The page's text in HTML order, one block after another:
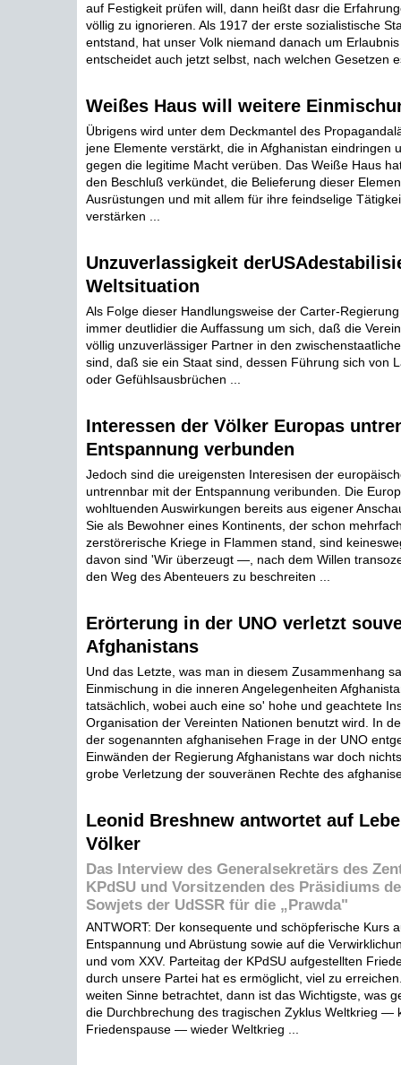
auf Festigkeit prüfen will, dann heißt dasr die
völlig zu ignorieren. Als 1917 der erste sozialistische
entstand, hat unser Volk niemand danach um
entscheidet auch jetzt selbst, nach welchen Gesetzen
Weißes Haus will weitere
Übrigens wird unter dem Deckmantel des
jene Elemente verstärkt, die in Afghanistan eindringen
gegen die legitime Macht verüben. Das Weiße Haus
den Beschluß verkündet, die Belieferung dieser
Ausrüstungen und mit allem für ihre feindselige
verstärken ...
Unzuverlassigkeit
Weltsituation
Als Folge dieser Handlungsweise der Carter-
immer deutlidier die Auffassung um sich, daß die
völlig unzuverlässiger Partner in den
sind, daß sie ein Staat sind, dessen Führung sich von
oder Gefühlsausbrüchen ...
Interessen der Völker Europas
Entspannung verbunden
Jedoch sind die ureigensten Interesisen der
untrennbar mit der Entspannung veribunden. Die
wohltuenden Auswirkungen bereits aus eigener
Sie als Bewohner eines Kontinents, der schon
zerstörerische Kriege in Flammen stand, sind
davon sind 'Wir überzeugt —, nach dem Willen
den Weg des Abenteuers zu beschreiten ...
Erörterung in der UNO verletzt
Afghanistans
Und das Letzte, was man in diesem Zusammenhang
Einmischung in die inneren Angelegenheiten
tatsächlich, wobei auch eine so' hohe und geachtete
Organisation der Vereinten Nationen benutzt wird. In
der sogenannten afghanisehen Frage in der UNO
Einwänden der Regierung Afghanistans war doch
grobe Verletzung der souveränen Rechte des
Leonid Breshnew antwortet auf
Völker
Das Interview des Generalsekretärs des
KPdSU und Vorsitzenden des Präsidiums
Sowjets der UdSSR für die „Prawda"
ANTWORT: Der konsequente und schöpferische Kurs
Entspannung und Abrüstung sowie auf die
und vom XXV. Parteitag der KPdSU aufgestellten
durch unsere Partei hat es ermöglicht, viel zu
weiten Sinne betrachtet, dann ist das Wichtigste, was
die Durchbrechung des tragischen Zyklus Weltkrieg —
Friedenspause — wieder Weltkrieg ...